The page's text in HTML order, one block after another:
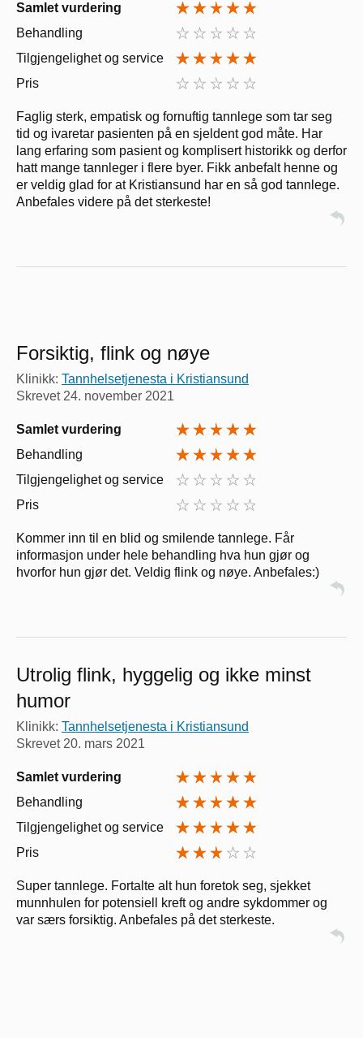
Samlet vurdering
Behandling
Tilgjengelighet og service
Pris
Faglig sterk, empatisk og fornuftig tannlege som tar seg
tid og ivaretar pasienten på en sjeldent god måte. Har
lang erfaring som pasient og komplisert historikk og derfor
hatt mange tannleger i flere byer. Fikk anbefalt henne og
er veldig glad for at Kristiansund har en så god tannlege.
Anbefales videre på det sterkeste!
Forsiktig, flink og nøye
Klinikk: Tannhelsetjenesta i Kristiansund
Skrevet24. november 2021
Samlet vurdering
Behandling
Tilgjengelighet og service
Pris
Kommer inn til en blid og smilende tannlege. Får
informasjon under hele behandling hva hun gjør og
hvorfor hun gjør det. Veldig flink og nøye. Anbefales:)
Utrolig flink, hyggelig og ikke minst
humor
Klinikk: Tannhelsetjenesta i Kristiansund
Skrevet20. mars 2021
Samlet vurdering
Behandling
Tilgjengelighet og service
Pris
Super tannlege. Fortalte alt hun foretok seg, sjekket
munnhulen for potensiell kreft og andre sykdommer og
var særs forsiktig. Anbefales på det sterkeste.